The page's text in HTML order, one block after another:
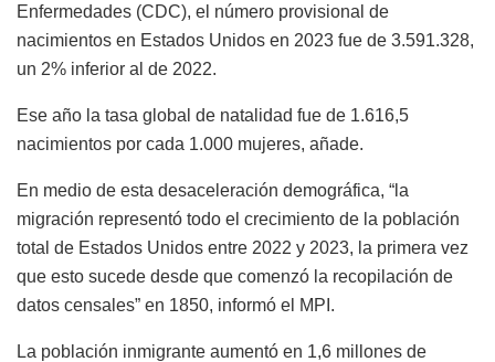
Enfermedades (CDC), el número provisional de
nacimientos en Estados Unidos en 2023 fue de 3.591.328,
un 2% inferior al de 2022.
Ese año la tasa global de natalidad fue de 1.616,5
nacimientos por cada 1.000 mujeres, añade.
En medio de esta desaceleración demográfica, “la
migración representó todo el crecimiento de la población
total de Estados Unidos entre 2022 y 2023, la primera vez
que esto sucede desde que comenzó la recopilación de
datos censales” en 1850, informó el MPI.
La población inmigrante aumentó en 1,6 millones de